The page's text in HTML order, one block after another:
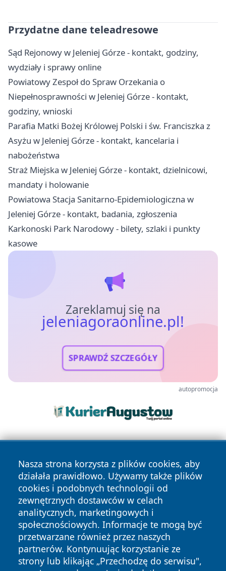
Przydatne dane teleadresowe
Sąd Rejonowy w Jeleniej Górze - kontakt, godziny,
wydziały i sprawy online
Powiatowy Zespoł do Spraw Orzekania o
Niepełnosprawności w Jeleniej Górze - kontakt,
godziny, wnioski
Parafia Matki Bożej Królowej Polski i św. Franciszka z
Asyżu w Jeleniej Górze - kontakt, kancelaria i
nabożeństwa
Straż Miejska w Jeleniej Górze - kontakt, dzielnicowi,
mandaty i holowanie
Powiatowa Stacja Sanitarno-Epidemiologiczna w
Jeleniej Górze - kontakt, badania, zgłoszenia
Karkonoski Park Narodowy - bilety, szlaki i punkty
kasowe
Zareklamuj się na
jeleniagoraonline.pl!
SPRAWDŹ SZCZEGÓŁY
autopromocja
Nasza strona korzysta z plików cookies, aby
działała prawidłowo. Używamy także plików
cookies i podobnych technologii od
zewnętrznych dostawców w celach
analitycznych, marketingowych i
społecznościowych. Informacje te mogą być
przetwarzane również przez naszych
partnerów. Kontynuując korzystanie ze
strony lub klikając „Przechodzę do serwisu",
Copyright © 2026 jeleniagoraonline.pl Wszystkie prawa
zastrzeżone.
News Autorzy
Polityka
Prywatności
Polityka
Cookies